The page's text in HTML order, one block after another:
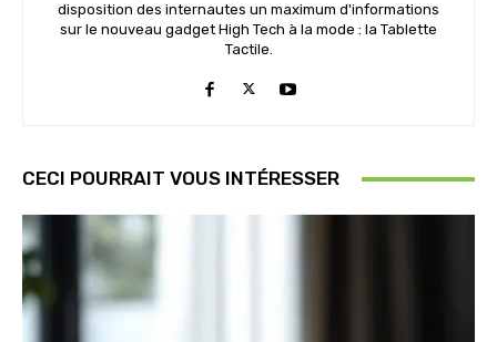
disposition des internautes un maximum d'informations
sur le nouveau gadget High Tech à la mode : la Tablette
Tactile.
CECI POURRAIT VOUS INTÉRESSER